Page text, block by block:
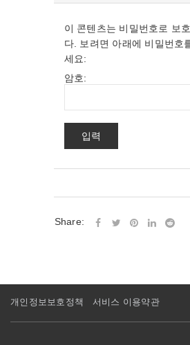
이 콘텐츠는 비밀번호로 보
다. 보려면 아래에 비밀번호
세요:
암호:
Share:
개인정보보호정책 서비스 이용약관